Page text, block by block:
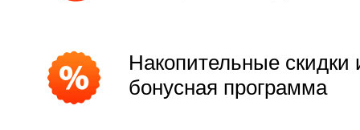
Накопительные скидки
бонусная программа